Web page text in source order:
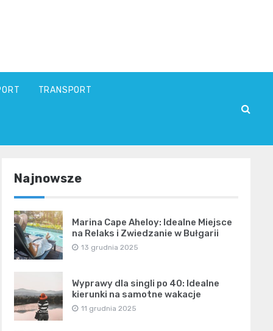
TRANSPORT
Najnowsze
Marina Cape Aheloy: Idealne Miejsce
na Relaks i Zwiedzanie w Bułgarii
13 grudnia 2025
Wyprawy dla singli po 40: Idealne
kierunki na samotne wakacje
11 grudnia 2025